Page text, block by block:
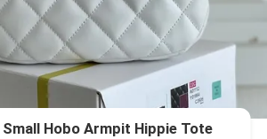
Small Hobo Armpit Hippie Tote